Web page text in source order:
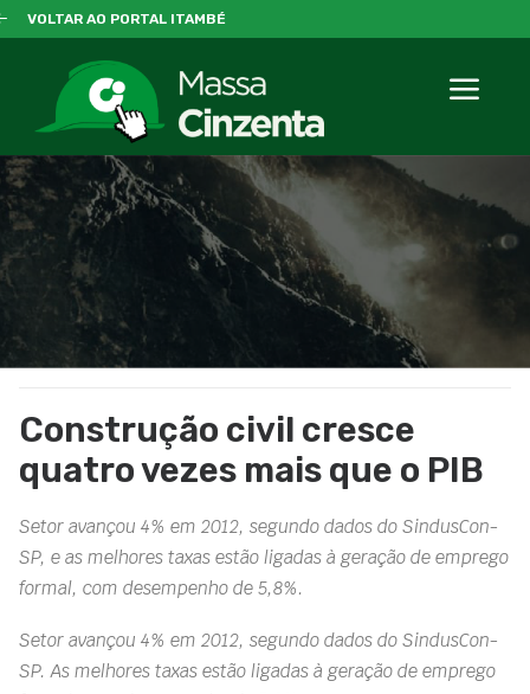
VOLTAR AO PORTAL ITAMBÉ
Construção civil cresce
quatro vezes mais que o PIB
Setor avançou 4% em 2012, segundo dados do SindusCon-
SP, e as melhores taxas estão ligadas à geração de emprego
formal, com desempenho de 5,8%.
Setor avançou 4% em 2012, segundo dados do SindusCon-
SP. As melhores taxas estão ligadas à geração de emprego